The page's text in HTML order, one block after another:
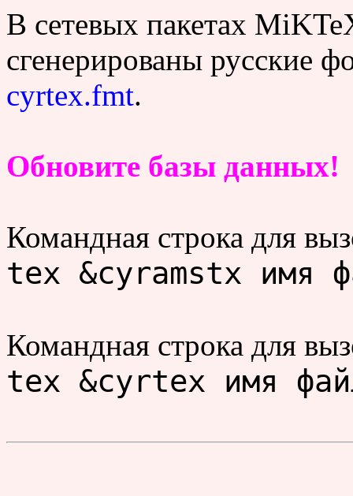
В сетевых пакетах
сгенерированы русские
cyrtex.fmt.
Обновите базы данных!
Командная строка для
tex &cyramstx имя
Командная строка для
tex &cyrtex имя